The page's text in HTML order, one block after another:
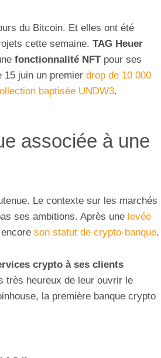
du Bitcoin. Et elles ont été
cette semaine. TAG Heuer
fonctionnalité NFTpour ses
15 juin un premier drop de 10 000
baptisée UNDW3.
associée à une
Le contexte sur les marchés
ses ambitions. Après une levée
son statut de crypto-banque.
crypto à ses clients
heureux de leur ouvrir le
la première banque crypto